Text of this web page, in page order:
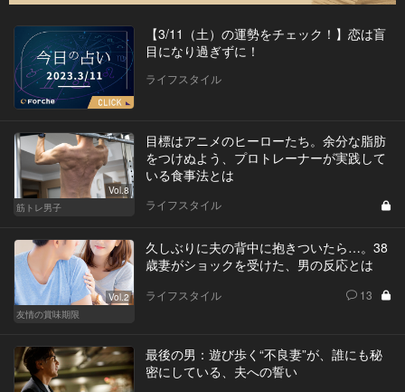
【3/11（土）の運勢をチェック！】恋は盲
目になり過ぎずに！
ライフスタイル
Vol.8
筋トレ男子
目標はアニメのヒーローたち。余分な脂肪
をつけぬよう、プロトレーナーが実践して
いる食事法とは
ライフスタイル
Vol.2
友情の賞味期限
久しぶりに夫の背中に抱きついたら…。38
歳妻がショックを受けた、男の反応とは
ライフスタイル 13
最後の男：遊び歩く“不良妻”が、誰にも秘
密にしている、夫への誓い